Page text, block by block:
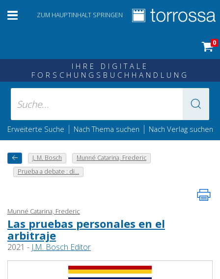
ZUM HAUPTINHALT SPRINGEN
0
IHRE DIGITALE
FORSCHUNGSBUCHHANDLUNG
Erweiterte Suche | Nach Thema suchen | Nach Verlag suchen
J. M. Bosch
Munné Catarina, Frederic
Prueba a debate : di...
Munné Catarina, Frederic
Las pruebas personales en el
arbitraje
2021 - J.M. Bosch Editor